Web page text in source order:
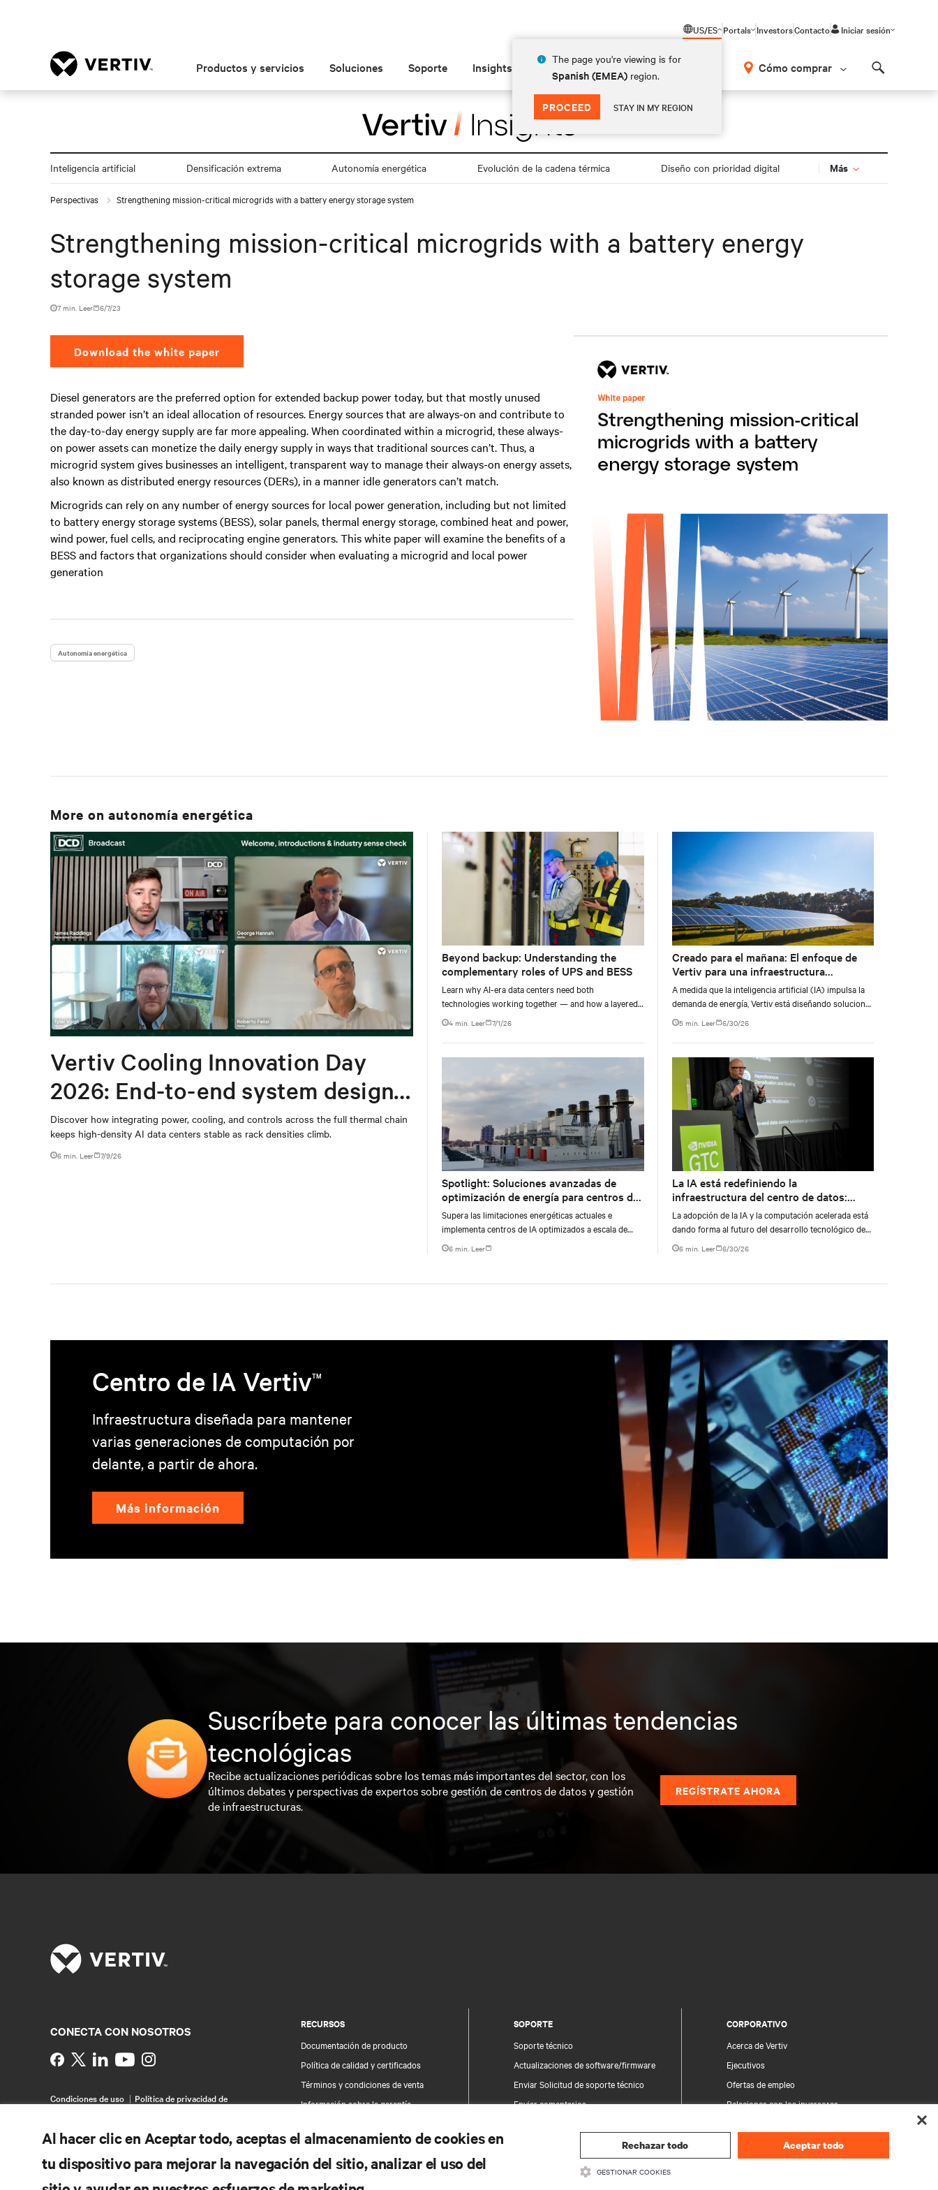
US/ES
The page you're viewing is for
Spanish (EMEA) region.
PROCEED STAY IN MY REGION
Portals InvestorsContacto Iniciar sesión
Productos y servicios Soluciones Soporte Insights Acerca de las Cómo comprar
Inteligencia artificial Densificación extrema Autonomía energética Evolución de la cadena térmica Diseño con prioridad digital Más
Perspectivas Strengthening mission-critical microgrids with a battery energy storage system
Strengthening mission-critical microgrids with a battery energy
storage system
7 min. Leer 6/7/23
Download the white paper
Diesel generators are the preferred option for extended backup power today, but that mostly unused
stranded power isn’t an ideal allocation of resources. Energy sources that are always-on and contribute to
the day-to-day energy supply are far more appealing. When coordinated within a microgrid, these always-
on power assets can monetize the daily energy supply in ways that traditional sources can’t. Thus, a
microgrid system gives businesses an intelligent, transparent way to manage their always-on energy assets,
also known as distributed energy resources (DERs), in a manner idle generators can’t match.
Microgrids can rely on any number of energy sources for local power generation, including but not limited
to battery energy storage systems (BESS), solar panels, thermal energy storage, combined heat and power,
wind power, fuel cells, and reciprocating engine generators. This white paper will examine the benefits of a
BESS and factors that organizations should consider when evaluating a microgrid and local power
generation
Autonomía energética
More onautonomía energética
Vertiv Cooling Innovation Day
2026: End-to-end system design
for high-density AI
Discover how integrating power, cooling, and controls across the full thermal chain
keeps high-density AI data centers stable as rack densities climb.
6 min. Leer 7/9/26
Beyond backup: Understanding the
complementary roles of UPS and BESS
Learn why AI-era data centers need both
technologies working together — and how a layered
power architecture delivers resilience.
4 min. Leer 7/1/26
Spotlight: Soluciones avanzadas de
optimización de energía para centros de
datos
Supera las limitaciones energéticas actuales e
implementa centros de IA optimizados a escala de
gigavatios con soluciones de energía in situ
6 min. Leer
Creado para el mañana: El enfoque de
Vertiv para una infraestructura
ambientalmente responsable
A medida que la inteligencia artificial (IA) impulsa la
demanda de energía, Vertiv está diseñando soluciones
que reducen las emisiones, promueven la
independencia de la red y replantean lo que puede ser
un centro de datos.
5 min. Leer 6/30/26
La IA está redefiniendo la
infraestructura del centro de datos:
Perspectivas de Data Center Vision
2030
La adopción de la IA y la computación acelerada está
dando forma al futuro del desarrollo tecnológico de
los centros de datos, incluida la energía, la
refrigeración y los servicios clave para respaldar las
6 min. Leer 6/30/26
Centro de IA VertivTM
Infraestructura diseñada para mantener
varias generaciones de computación por
delante, a partir de ahora.
Más información
Suscríbete para conocer las últimas tendencias
tecnológicas
Recibe actualizaciones periódicas sobre los temas más importantes del sector, con los
últimos debates y perspectivas de expertos sobre gestión de centros de datos y gestión
de infraestructuras.
REGÍSTRATE AHORA
RECURSOS
Documentación de producto
Política de calidad y certificados
Términos y condiciones de venta
Información sobre la garantía
Mapa del sitio
SOPORTE
Soporte técnico
Actualizaciones de software/firmware
Enviar Solicitud de soporte técnico
Enviar comentarios
Información y seguridad del producto
Informar de un problema de seguridad
CORPORATIVO
Acerca de Vertiv
Ejecutivos
Ofertas de empleo
Relaciones con los inversores
Sus opciones de privacidad
Avisos de privacidad
CONECTA CON NOSOTROS
Instagram
Condiciones de uso
Política de privacidad de
reservados.
Al hacer clic en Aceptar todo, aceptas el almacenamiento de cookies en
tu dispositivo para mejorar la navegación del sitio, analizar el uso del
Rechazar todo Aceptar todo
GESTIONAR COOKIES